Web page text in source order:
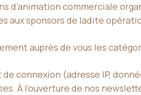
d’animation commerciale
aux sponsors de ladite
auprès de vous les
connexion (adresse IP,
À l’ouverture de nos